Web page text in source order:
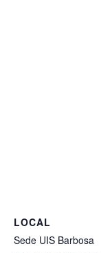
LOCAL
Sede UIS Barbosa